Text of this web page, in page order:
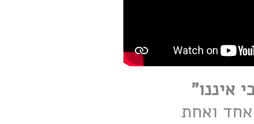
איננו"
ואחת